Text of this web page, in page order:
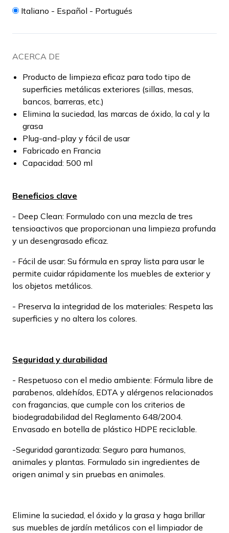
Italiano - Español - Portugués
ACERCA DE
Producto de limpieza eficaz para todo tipo de
superficies metálicas exteriores (sillas, mesas,
bancos, barreras, etc.)
Elimina la suciedad, las marcas de óxido, la cal y la
grasa
Plug-and-play y fácil de usar
Fabricado en Francia
Capacidad: 500 ml
Beneficios clave
- Deep Clean: Formulado con una mezcla de tres
tensioactivos que proporcionan una limpieza profunda
y un desengrasado eficaz.
- Fácil de usar: Su fórmula en spray lista para usar le
permite cuidar rápidamente los muebles de exterior y
los objetos metálicos.
- Preserva la integridad de los materiales: Respeta las
superficies y no altera los colores.
Seguridad y durabilidad
- Respetuoso con el medio ambiente: Fórmula libre de
parabenos, aldehídos, EDTA y alérgenos relacionados
con fragancias, que cumple con los criterios de
biodegradabilidad del Reglamento 648/2004.
Envasado en botella de plástico HDPE reciclable.
-Seguridad garantizada: Seguro para humanos,
animales y plantas. Formulado sin ingredientes de
origen animal y sin pruebas en animales.
Elimine la suciedad, el óxido y la grasa y haga brillar
sus muebles de jardín metálicos con el limpiador de